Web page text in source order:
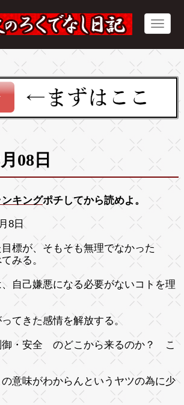
08日
ンキングポチしてから読めよ。
8日
標が、そもそも無理でなかった
みる。
自己嫌悪になる必要がないコトを理
てきた感情を解放する。
御・安全 のどこから来るのか？ こ
意味がわからんというヤツの為に少